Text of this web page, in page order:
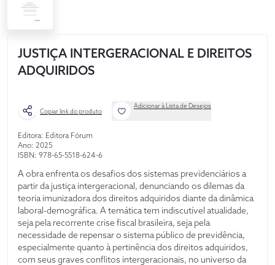
JUSTIÇA INTERGERACIONAL E DIREITOS
ADQUIRIDOS
Copiar link do produto
Adicionar à Lista de Desejos
Editora: Editora Fórum
Ano: 2025
ISBN: 978-65-5518-624-6
A obra enfrenta os desafios dos sistemas previdenciários a
partir da justiça intergeracional, denunciando os dilemas da
teoria imunizadora dos direitos adquiridos diante da dinâmica
laboral-demográfica. A temática tem indiscutível atualidade,
seja pela recorrente crise fiscal brasileira, seja pela
necessidade de repensar o sistema público de previdência,
especialmente quanto à pertinência dos direitos adquiridos,
com seus graves conflitos intergeracionais, no universo da